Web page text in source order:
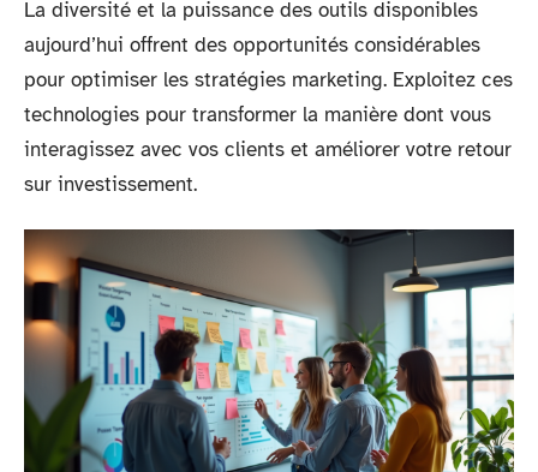
La diversité et la puissance des outils disponibles
aujourd’hui offrent des opportunités considérables
pour optimiser les stratégies marketing. Exploitez ces
technologies pour transformer la manière dont vous
interagissez avec vos clients et améliorer votre retour
sur investissement.